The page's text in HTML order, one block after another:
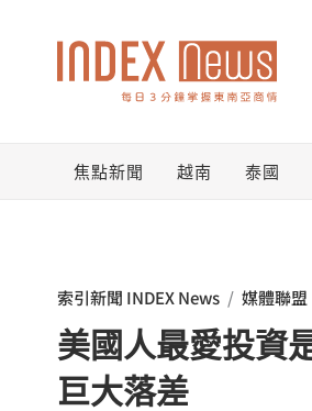
焦點新聞 越南 泰國
索引新聞 INDEX News / 媒體聯盟
美國人最愛投資
巨大落差